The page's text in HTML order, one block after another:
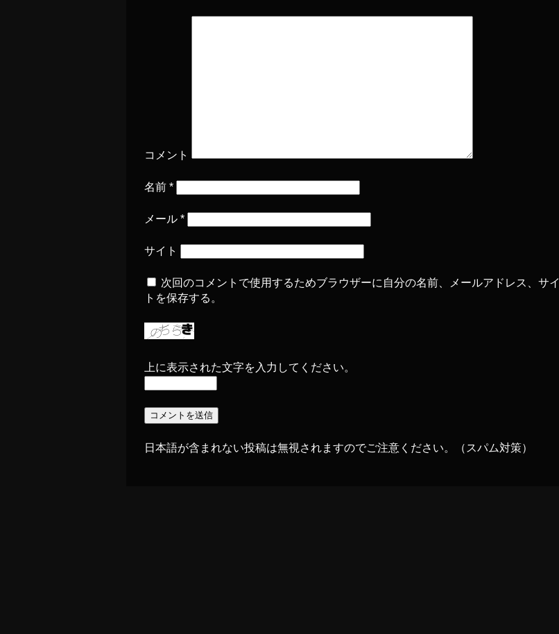
コメント
名前 *
メール *
サイト
次回のコメントで使用するためブラウザーに自分の名前、メールアドレス、サイ
トを保存する。
上に表示された文字を入力してください。
日本語が含まれない投稿は無視されますのでご注意ください。（スパム対策）